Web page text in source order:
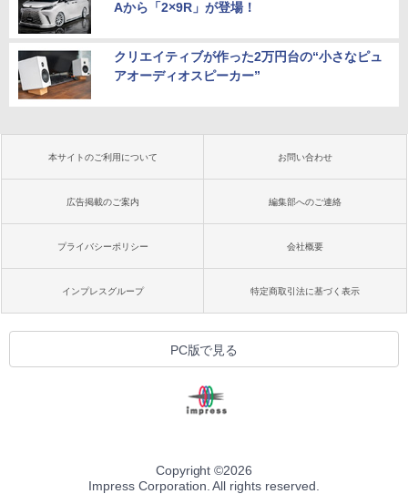
Aから「2×9R」が登場！
クリエイティブが作った2万円台の“小さなピュ
アオーディオスピーカー”
本サイトのご利用について お問い合わせ
広告掲載のご案内 編集部へのご連絡
プライバシーポリシー 会社概要
インプレスグループ 特定商取引法に基づく表示
PC版で見る
Copyright ©2026
Impress Corporation. All rights reserved.